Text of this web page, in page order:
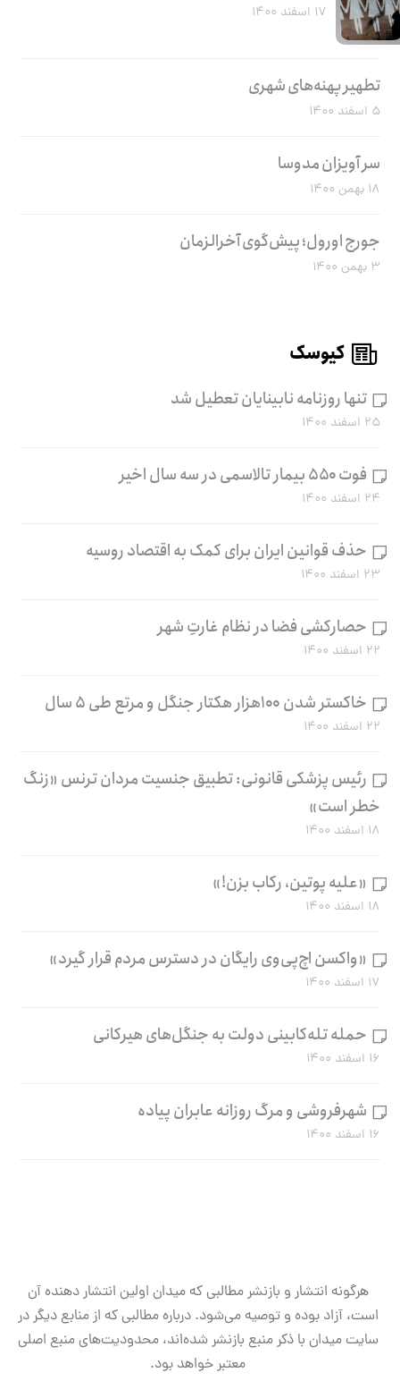
۱۷ اسفند ۱۴۰۰
تطهیر پهنه‌های شهری
۵ اسفند ۱۴۰۰
سر آویزان مدوسا
۱۸ بهمن ۱۴۰۰
جورج اورول؛ پیش‌گوی آخرالزمان
۳ بهمن ۱۴۰۰
کیوسک
تنها روزنامه نابینایان تعطیل شد
۲۵ اسفند ۱۴۰۰
فوت ۵۵۰ بیمار تالاسمی در سه سال اخیر
۲۴ اسفند ۱۴۰۰
حذف قوانین ایران برای کمک به اقتصاد روسیه
۲۳ اسفند ۱۴۰۰
حصارکشی فضا در نظام غارتِ شهر
۲۲ اسفند ۱۴۰۰
خاکستر شدن ۱۰۰هزار هکتار جنگل و مرتع طی ۵ سال
۲۲ اسفند ۱۴۰۰
رئیس پزشکی قانونی: تطبیق جنسیت مردان ترنس «زنگ
خطر است»
۱۸ اسفند ۱۴۰۰
«علیه پوتین، رکاب بزن!»
۱۸ اسفند ۱۴۰۰
«واکسن اچ‌پی‌وی رایگان در دسترس مردم قرار گیرد»
۱۷ اسفند ۱۴۰۰
حمله تله‌کابینی دولت به جنگل‌های هیرکانی
۱۶ اسفند ۱۴۰۰
شهرفروشی و مرگ روزانه عابران پیاده
۱۶ اسفند ۱۴۰۰
هرگونه انتشار و بازنشر مطالبی که میدان اولین انتشار دهنده آن
است، آزاد بوده و توصیه می‌شود. درباره مطالبی که از منابع دیگر در
سایت میدان با ذکر منبع بازنشر شده‌اند، محدودیت‌های منبع اصلی
معتبر خواهد بود.